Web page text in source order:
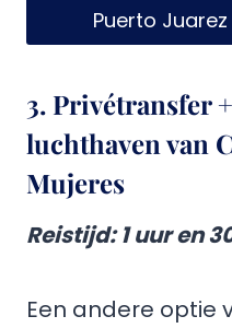
Puerto
3. Privétransfer
luchthaven van
Mujeres
Reistijd: 1 uur en
Een andere optie